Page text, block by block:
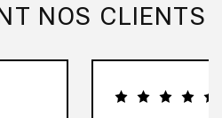
NOS CLIENTS